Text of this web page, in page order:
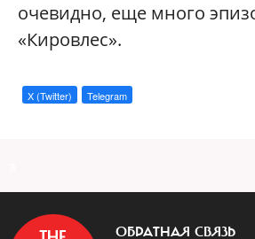
очевидно, еще много
«Кировлес».
X (Twitter) Telegram
ОБРАТНАЯ СВЯЗЬ